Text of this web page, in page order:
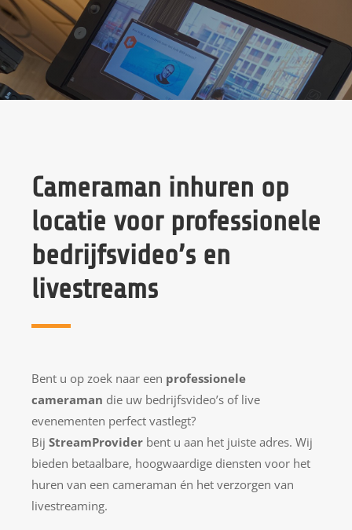
Cameraman inhuren op
locatie voor professionele
bedrijfsvideo’s en
livestreams
Bent u op zoek naar een professionele
cameraman die uw bedrijfsvideo’s of live
evenementen perfect vastlegt?
Bij StreamProvider bent u aan het juiste adres. Wij
bieden betaalbare, hoogwaardige diensten voor het
huren van een cameraman én het verzorgen van
livestreaming.